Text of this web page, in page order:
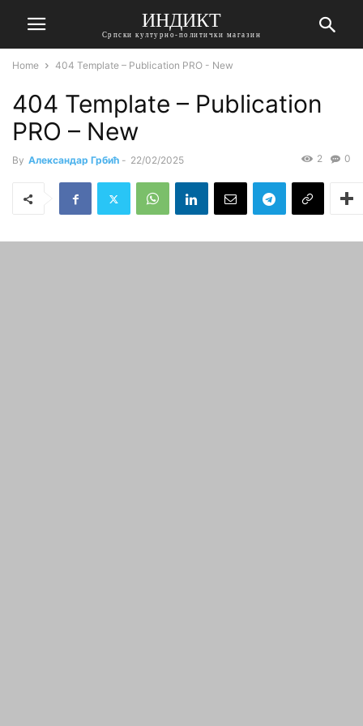
ИНДИКТ
Српски културно-политички магазин
Home 404 Template – Publication PRO - New
404 Template – Publication
PRO – New
By Александар Грбић - 22/02/2025 0
2